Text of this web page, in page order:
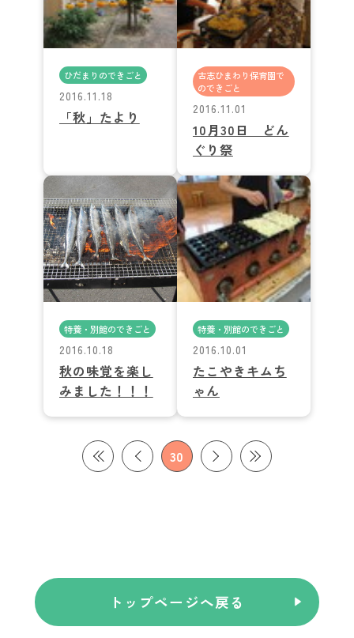
ひだまりのできごと
2016.11.18
「秋」たより
古志ひまわり保育園で
のできごと
2016.11.01
10月30日 どん
ぐり祭
特養・別館のできごと
2016.10.18
秋の味覚を楽し
みました！！！
特養・別館のできごと
2016.10.01
たこやきキムち
ゃん
30
トップページへ戻る